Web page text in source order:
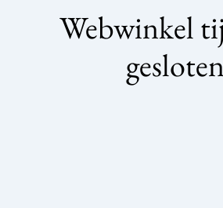
Webwinkel
gesloten